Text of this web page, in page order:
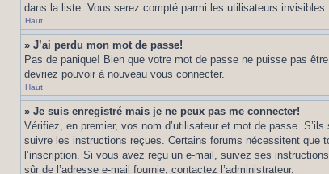
dans la liste. Vous serez compté parmi les utilisateurs invisibles.
Haut
» J’ai perdu mon mot de passe!
Pas de panique! Bien que votre mot de passe ne puisse pas
devriez pouvoir à nouveau vous connecter.
Haut
» Je suis enregistré mais je ne peux pas me connecter!
Vérifiez, en premier, vos nom d’utilisateur et mot de passe.
suivre les instructions reçues. Certains forums nécessitent que
l’inscription. Si vous avez reçu un e-mail, suivez ses
sûr de l’adresse e-mail fournie, contactez l’administrateur.